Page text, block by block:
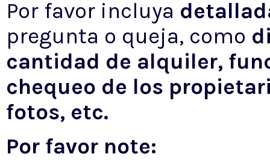
Por favor incluya
pregunta o queja, como
cantidad de alquiler,
chequeo de los
fotos, etc.
Por favor note: